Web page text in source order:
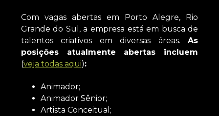
Com vagas abertas em Porto Alegre, Rio
Grande do Sul, a empresa está em busca de
talentos criativos em diversas áreas.As
posições atualmente abertas incluem
(veja todas aqui):
Animador;
Animador Sênior;
Artista Conceitual;